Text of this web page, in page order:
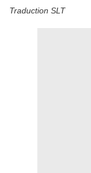
Traduction SLT